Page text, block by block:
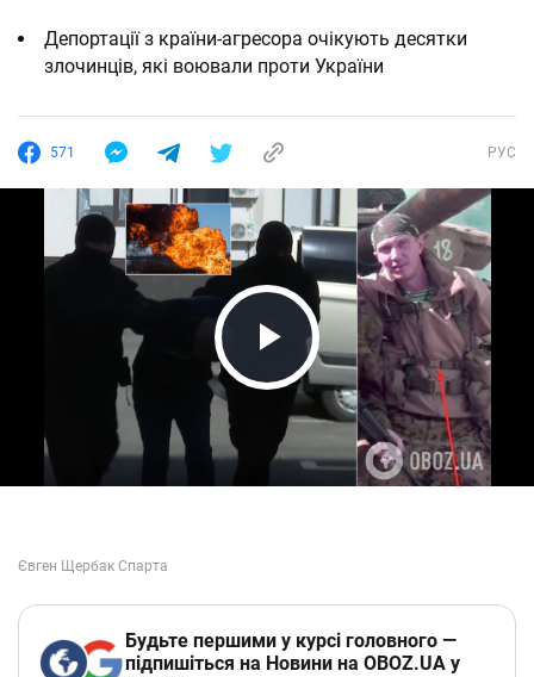
Депортації з країни-агресора очікують десятки
злочинців, які воювали проти України
571 РУС
Play Video
Будьте першими у курсі головного —
підпишіться на Новини на OBOZ.UA у